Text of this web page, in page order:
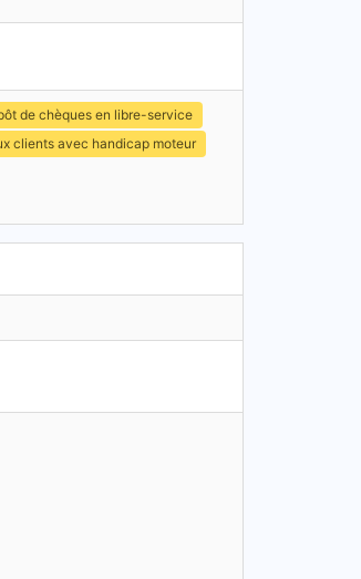
de chèques en libre-service
clients avec handicap moteur